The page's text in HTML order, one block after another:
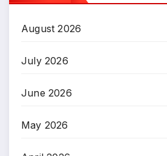
August 2026
July 2026
June 2026
May 2026